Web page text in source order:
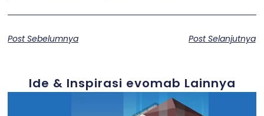
Post Sebelumnya Post Selanjutnya
Ide & Inspirasi evomab Lainnya